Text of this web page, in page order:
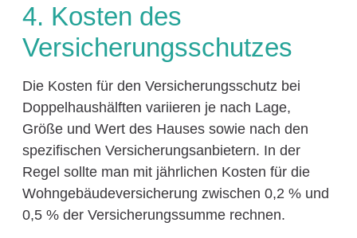
4. Kosten des
Versicherungsschutzes
Die Kosten für den Versicherungsschutz bei
Doppelhaushälften variieren je nach Lage,
Größe und Wert des Hauses sowie nach den
spezifischen Versicherungsanbietern. In der
Regel sollte man mit jährlichen Kosten für die
Wohngebäudeversicherung zwischen 0,2 % und
0,5 % der Versicherungssumme rechnen.